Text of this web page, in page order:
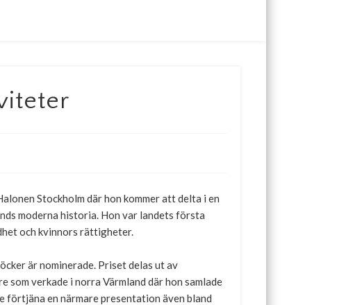
Stockholm där hon kommer att delta i en
moderna historia. Hon var landets första
och kvinnors rättigheter.
är nominerade. Priset delas ut av
verkade i norra Värmland där hon samlade
förtjäna en närmare presentation även bland